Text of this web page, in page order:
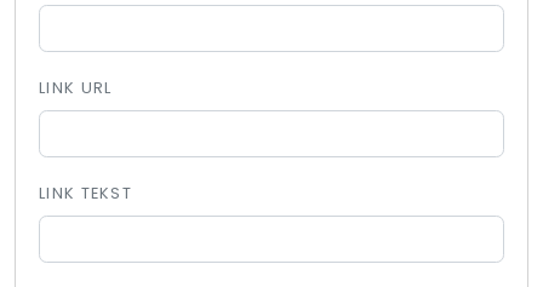
LINK URL
LINK TEKST